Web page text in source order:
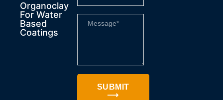
Organoclay
For Water
Based
Coatings
SUBMIT
⟶